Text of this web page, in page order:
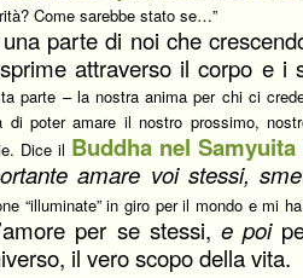
Come sarebbe stato se…”
una parte di noi che
attraverso il corpo e i
parte – la nostra anima per chi ci
di poter amare il nostro prossimo,
Dice il Buddha nel Samyuita
amare voi stessi,
“illuminate” in giro per il mondo e mi
per se stessi,e poi
il vero scopo della vita.